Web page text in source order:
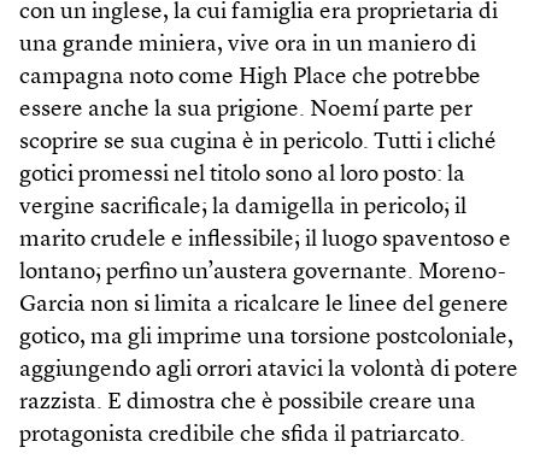
con un inglese, la cui famiglia era proprietaria di
una grande miniera, vive ora in un maniero di
campagna noto come High Place che potrebbe
essere anche la sua prigione. Noemí parte per
scoprire se sua cugina è in pericolo. Tutti i cliché
gotici promessi nel titolo sono al loro posto: la
vergine sacrificale; la damigella in pericolo; il
marito crudele e inflessibile; il luogo spaventoso e
lontano; perfino un’austera governante. Moreno-
Garcia non si limita a ricalcare le linee del genere
gotico, ma gli imprime una torsione postcoloniale,
aggiungendo agli orrori atavici la volontà di potere
razzista. E dimostra che è possibile creare una
protagonista credibile che sfida il patriarcato.